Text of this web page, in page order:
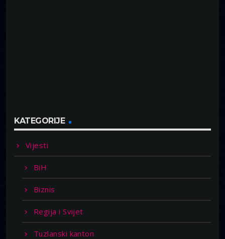
KATEGORIJE
Vijesti
BiH
Biznis
Regija i Svijet
Tuzlanski kanton